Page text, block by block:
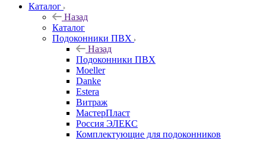
Каталог
Назад
Каталог
Подоконники ПВХ
Назад
Подоконники ПВХ
Moeller
Danke
Estera
Витраж
МастерПласт
Россия ЭЛЕКС
Комплектующие для подоконников